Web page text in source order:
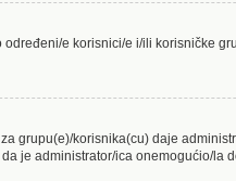
e korisnici/e i/ili korisničke
grupu(e)/korisnika(cu) daje
je administrator/ica onemogućio/